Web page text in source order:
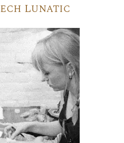
Lunatic